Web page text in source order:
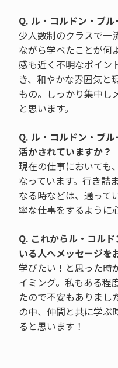
Q. ル・コルドン・ブ
少人数制のクラスで一
ながら学べたことが何
感も近く不明なポイン
き、和やかな雰囲気と
もの。しっかり集中し
と思います。
Q. ル・コルドン・ブ
活かされていますか？
現在の仕事においても
なっています。行き詰
なる時などは、通って
寧な仕事をするように
Q. これからル・コル
いる人へメッセージを
学びたい！と思った時
イミング。私もある程
たので不安もありまし
の中、仲間と共に学ぶ
ると思います！